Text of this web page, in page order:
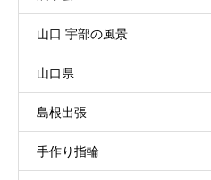
山口 宇部の風景
山口県
島根出張
手作り指輪